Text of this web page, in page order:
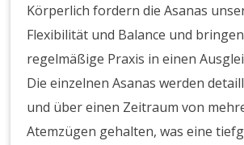
Körperlich fordern die Asanas
Flexibilität und Balance und
regelmäßige Praxis in einen
Die einzelnen Asanas werden
und über einen Zeitraum von
Atemzügen gehalten, was eine